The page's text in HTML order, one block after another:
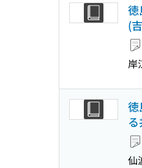
徳
(
岸
徳
仙